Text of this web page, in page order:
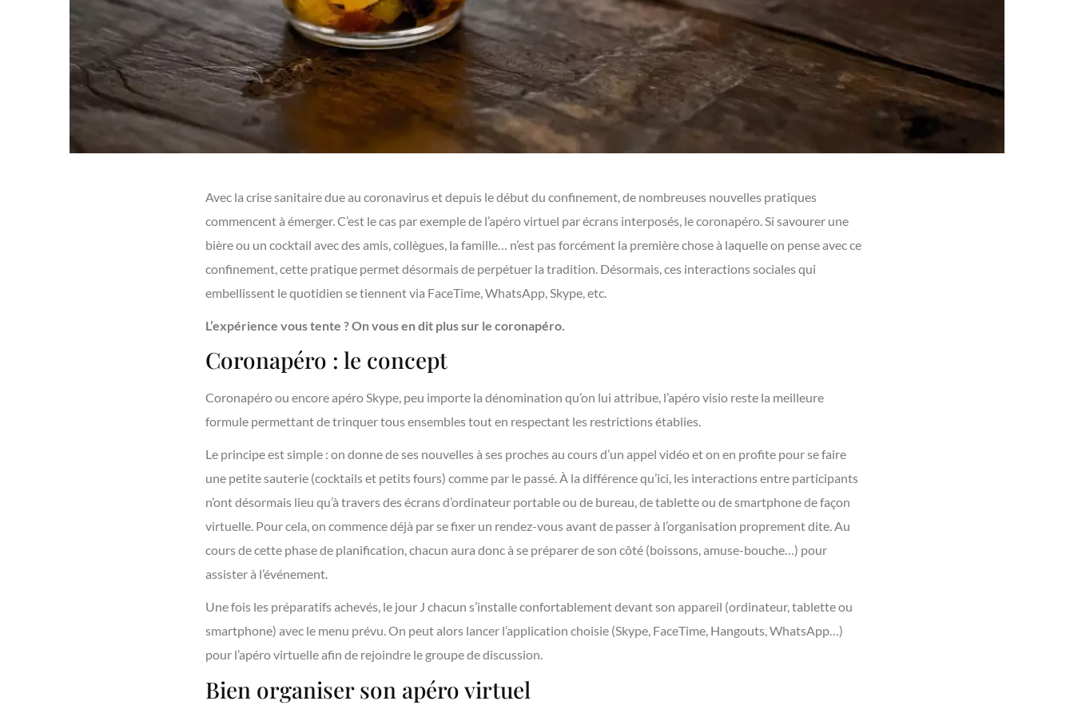
Avec la crise sanitaire due au coronavirus et depuis le début du confinement, de nombreuses nouvelles pratiques
commencent à émerger. C’est le cas par exemple de l’apéro virtuel par écrans interposés, le coronapéro. Si savourer une
bière ou un cocktail avec des amis, collègues, la famille… n’est pas forcément la première chose à laquelle on pense avec ce
confinement, cette pratique permet désormais de perpétuer la tradition. Désormais, ces interactions sociales qui
embellissent le quotidien se tiennent via FaceTime, WhatsApp, Skype, etc.
L’expérience vous tente ? On vous en dit plus sur le coronapéro.
Coronapéro : le concept
Coronapéro ou encore apéro Skype, peu importe la dénomination qu’on lui attribue, l’apéro visio reste la meilleure
formule permettant de trinquer tous ensembles tout en respectant les restrictions établies.
Le principe est simple : on donne de ses nouvelles à ses proches au cours d’un appel vidéo et on en profite pour se faire
une petite sauterie (cocktails et petits fours) comme par le passé. À la différence qu’ici, les interactions entre participants
n’ont désormais lieu qu’à travers des écrans d’ordinateur portable ou de bureau, de tablette ou de smartphone de façon
virtuelle. Pour cela, on commence déjà par se fixer un rendez-vous avant de passer à l’organisation proprement dite. Au
cours de cette phase de planification, chacun aura donc à se préparer de son côté (boissons, amuse-bouche…) pour
assister à l’événement.
Une fois les préparatifs achevés, le jour J chacun s’installe confortablement devant son appareil (ordinateur, tablette ou
smartphone) avec le menu prévu. On peut alors lancer l’application choisie (Skype, FaceTime, Hangouts, WhatsApp…)
pour l’apéro virtuelle afin de rejoindre le groupe de discussion.
Bien organiser son apéro virtuel